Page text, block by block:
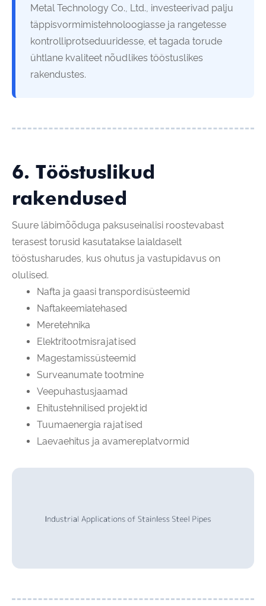
Metal Technology Co., Ltd., investeerivad palju
täppisvormimistehnoloogiasse ja rangetesse
kontrolliprotseduuridesse, et tagada torude
ühtlane kvaliteet nõudlikes tööstuslikes
rakendustes.
6. Tööstuslikud
rakendused
Suure läbimõõduga paksuseinalisi roostevabast
terasest torusid kasutatakse laialdaselt
tööstusharudes, kus ohutus ja vastupidavus on
olulised.
Nafta ja gaasi transpordisüsteemid
Naftakeemiatehased
Meretehnika
Elektritootmisrajatised
Magestamissüsteemid
Surveanumate tootmine
Veepuhastusjaamad
Ehitustehnilised projektid
Tuumaenergia rajatised
Laevaehitus ja avamereplatvormid